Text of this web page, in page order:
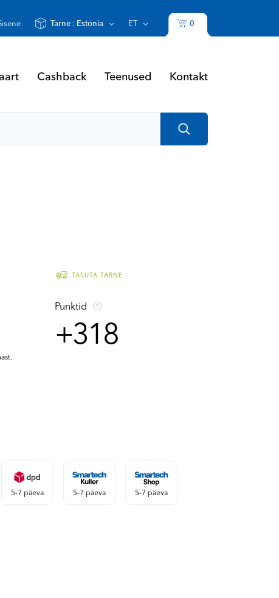
Tarne : Estonia ET 0
Cashback Teenused Kontakt
TASUTA TARNE
Punktid
+318
5-7 päeva 5-7 päeva 5-7 päeva